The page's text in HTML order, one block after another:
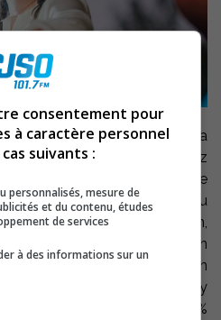
de-Sorel invite toute la
nationale du Québec chez
du 75e anniversaire de
les festivités se dérouleront au
Dès l’ouverture du site à 14h,
d’une programmation
: atelier créatif de décoration
enfants, partie de hockey
rues, danse en ligne 100 %
consentement pour
à caractère personnel
suivants :
personnalisés, mesure de
et du contenu, études
de services
à des informations sur un